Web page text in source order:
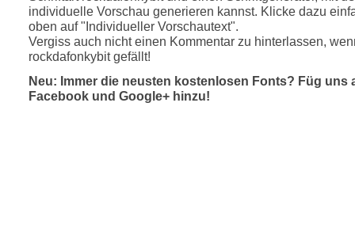
individuelle Vorschau generieren kannst. Klicke dazu
oben auf "Individueller Vorschautext".
Vergiss auch nicht einen Kommentar zu hinterlassen,
rockdafonkybit gefällt!
Neu: Immer die neusten kostenlosen Fonts? Füg uns
Facebook und Google+ hinzu!